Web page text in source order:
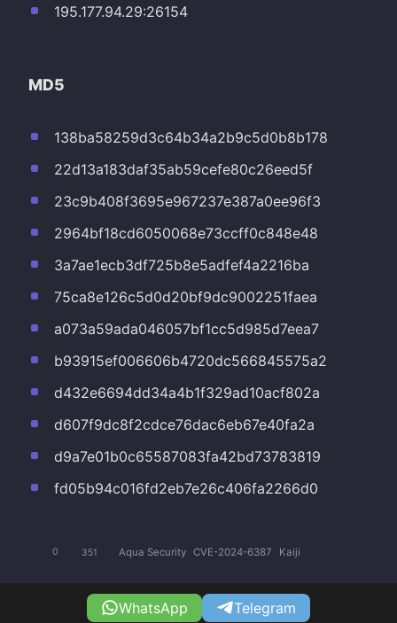
195.177.94.29:26154
MD5
138ba58259d3c64b34a2b9c5d0b8b178
22d13a183daf35ab59cefe80c26eed5f
23c9b408f3695e967237e387a0ee96f3
2964bf18cd6050068e73ccff0c848e48
3a7ae1ecb3df725b8e5adfef4a2216ba
75ca8e126c5d0d20bf9dc9002251faea
a073a59ada046057bf1cc5d985d7eea7
b93915ef006606b4720dc566845575a2
d432e6694dd34a4b1f329ad10acf802a
d607f9dc8f2cdce76dac6eb67e40fa2a
d9a7e01b0c65587083fa42bd73783819
fd05b94c016fd2eb7e26c406fa2266d0
0 351 Aqua Security CVE-2024-6387 Kaiji
WhatsApp Telegram